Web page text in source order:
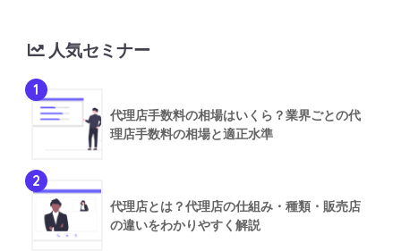
人気セミナー
1
代理店手数料の相場はいくら？業界ごとの代
理店手数料の相場と適正水準
2
代理店とは？代理店の仕組み・種類・販売店
の違いをわかりやすく解説